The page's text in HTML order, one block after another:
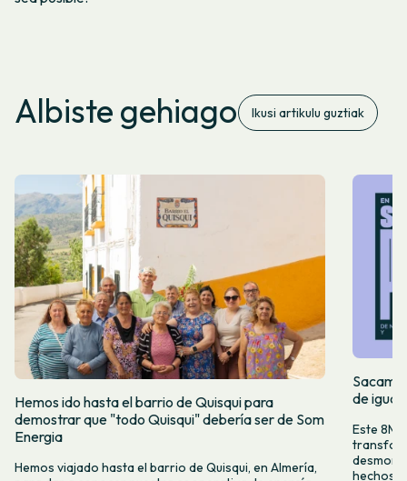
Albiste gehiago Ikusi artikulu guztiak
Hemos ido hasta el barrio de Quisqui para
demostrar que "todo Quisqui" debería ser de Som
Energia
Hemos viajado hasta el barrio de Quisqui, en Almería,
de
Este 8M,
hechos y